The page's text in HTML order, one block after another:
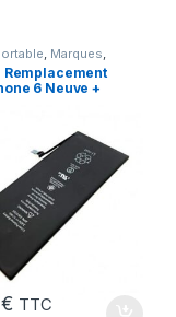
Marques
6 , Batteries et
,Batteries Apple
Remplacement
6 Neuve +
€ TTC